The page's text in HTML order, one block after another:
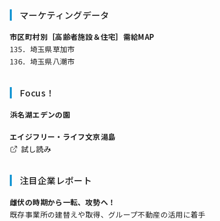
マーケティングデータ
市区町村別［高齢者施設＆住宅］需給MAP
135．埼玉県草加市
136．埼玉県八潮市
Focus！
浜名湖エデンの園
エイジフリー・ライフ文京湯島
試し読み
注目企業レポート
雌伏の時期から一転、攻勢へ！
既存事業所の建替えや取得、グループ不動産の活用に着手